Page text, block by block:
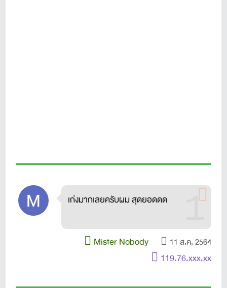
เก่งมากเลยครับผม สุดยอดดด 1
Mister Nobody 11 ส.ค. 2564
119.76.xxx.xx